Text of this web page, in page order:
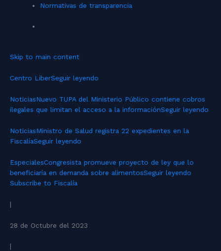
Normativas de transparencia
Skip to main content
Centro LiberSeguir leyendo
NoticiasNuevo TUPA del Ministerio Público contiene cobros
ilegales que limitan el acceso a la informaciónSeguir leyendo
NoticiasMinistro de Salud registra 22 expedientes en la
FiscalíaSeguir leyendo
EspecialesCongresista promueve proyecto de ley que lo
beneficiaría en demanda sobre alimentosSeguir leyendo
Subscribe to Fiscalía
|
28 de Octubre del 2023
|